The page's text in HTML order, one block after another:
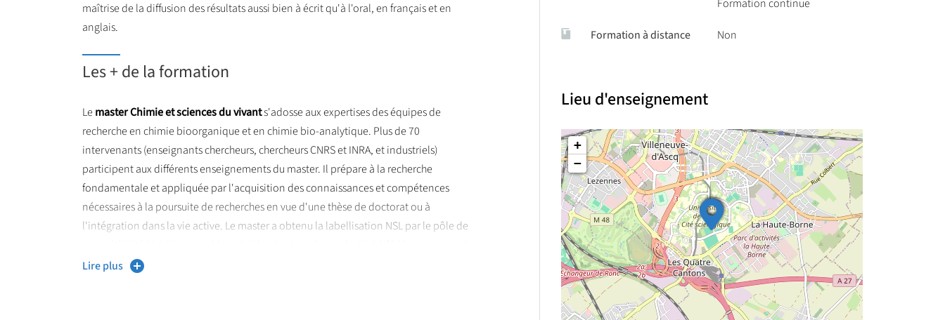
maîtrise de la diffusion des résultats aussi bien à écrit qu'à l'oral, en français et en
anglais.
Les + de la formation
Lemaster Chimie et sciences du vivants'adosse aux expertises des équipes de
recherche en chimie bioorganique et en chimie bio-analytique. Plus de 70
intervenants (enseignants chercheurs, chercheurs CNRS et INRA, et industriels)
participent aux différents enseignements du master. Il prépare à la recherche
fondamentale et appliquée par l'acquisition des connaissances et compétences
nécessaires à la poursuite de recherches en vue d'une thèse de doctorat ou à
l'intégration dans la vie active. Le master a obtenu la labellisation NSL par le pôle de
les acteurs locaux, privés et académiques, des domaines de l'agroalimentaire et de la
Lire plus
Formation continue
Formation à distance Non
Lieu d'enseignement
+
−